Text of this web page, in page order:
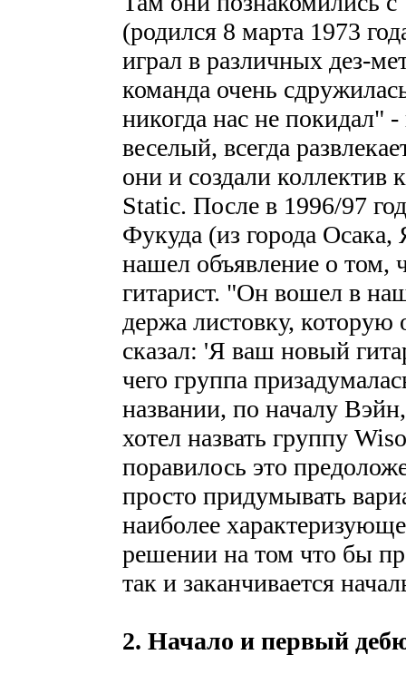
(родился 8 марта 1973
играл в различных дез-
команда очень
никогда нас не покидал"
веселый, всегда
они и создали коллектив
Static. После в 1996/97
Фукуда (из города
нашел объявление о том,
гитарист. "Он вошел в
держа листовку, которую
сказал: 'Я ваш новый
чего группа
названии, по началу
хотел назвать группу
поравилось это
просто придумывать
наиболее
решении на том что бы
так и заканчивается
2. Начало и первый